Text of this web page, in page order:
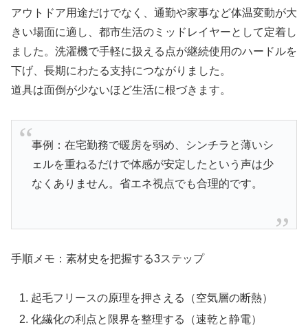
アウトドア用途だけでなく、通勤や家事など体温変動が大
きい場面に適し、都市生活のミッドレイヤーとして定着し
ました。洗濯機で手軽に扱える点が継続使用のハードルを
下げ、長期にわたる支持につながりました。
道具は面倒が少ないほど生活に根づきます。
事例：在宅勤務で暖房を弱め、シンチラと薄いシ
ェルを重ねるだけで体感が安定したという声は少
なくありません。省エネ視点でも合理的です。
手順メモ：素材史を把握する3ステップ
起毛フリースの原理を押さえる（空気層の断熱）
化繊化の利点と限界を整理する（速乾と静電）